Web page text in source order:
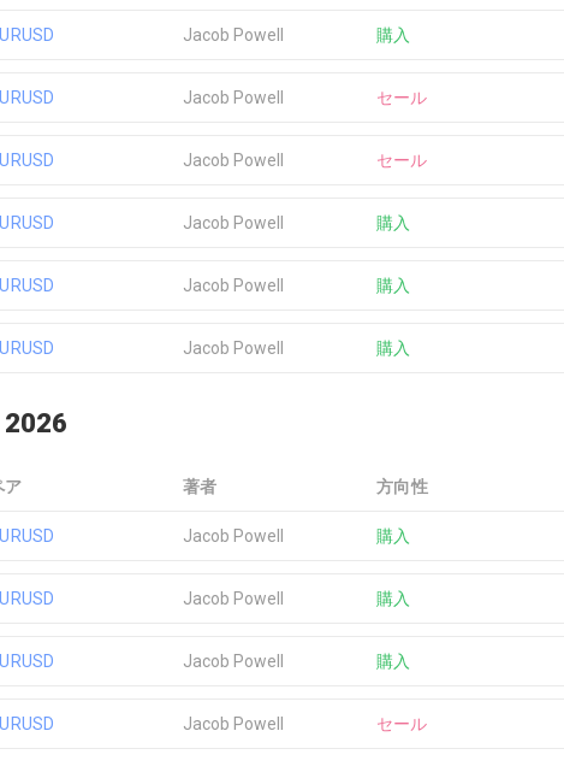
Jacob Powell 購入
Jacob Powell セール
Jacob Powell セール
Jacob Powell 購入
Jacob Powell 購入
Jacob Powell 購入
2026
ア 著者 方向性
Jacob Powell 購入
Jacob Powell 購入
Jacob Powell 購入
Jacob Powell セール